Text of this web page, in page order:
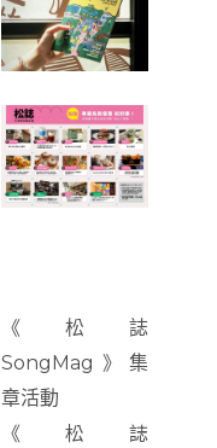
《松誌
SongMag》集
章活動
《松誌